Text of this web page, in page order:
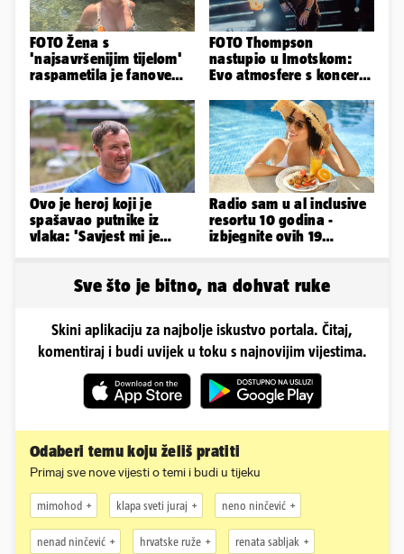
FOTO Žena s
'najsavršenijim tijelom'
raspametila je fanove
plićaka
FOTO Thompson
nastupio u Imotskom:
Evo atmosfere s koncerta
Ovo je heroj koji je
spašavao putnike iz
vlaka: 'Savjest mi je
Radio sam u al inclusive
resortu 10 godina -
izbjegnite ovih 19
Sve što je bitno, na dohvat ruke
Skini aplikaciju za najbolje iskustvo portala. Čitaj,
komentiraj i budi uvijek u toku s najnovijim vijestima.
Odaberi temu koju želiš pratiti
Primaj sve nove vijesti o temi i budi u tijeku
mimohod klapa sveti juraj neno ninčević
nenad ninčević hrvatske ruže renata sabljak